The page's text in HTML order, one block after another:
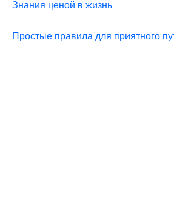
Знания ценой в жизнь
Простые правила для приятного